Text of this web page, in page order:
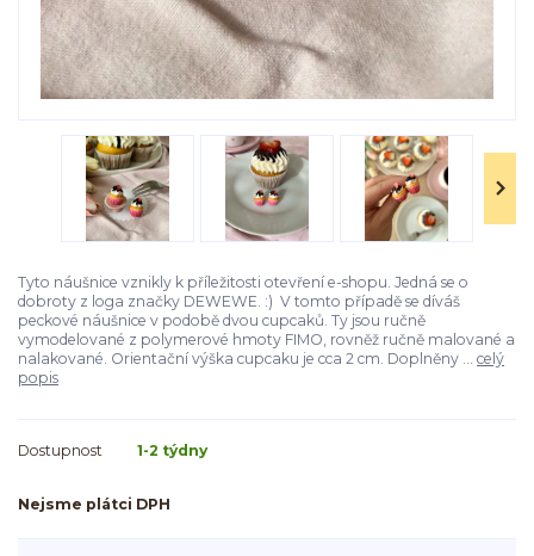
Tyto náušnice vznikly k příležitosti otevření e-shopu. Jedná se o
dobroty z loga značky DEWEWE. :) V tomto případě se díváš
peckové náušnice v podobě dvou cupcaků. Ty jsou ručně
vymodelované z polymerové hmoty FIMO, rovněž ručně malované a
nalakované. Orientační výška cupcaku je cca 2 cm. Doplněny ... celý
popis
Dostupnost 1-2 týdny
Nejsme plátci DPH